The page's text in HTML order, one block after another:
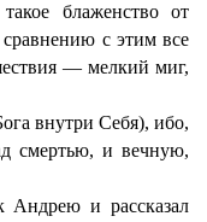
блаженство от
с этим все
— мелкий миг,
внутри Себя), ибо,
смертью, и вечную,
Андрею и рассказал